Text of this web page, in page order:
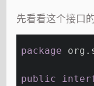
先看看这个接口
package
public